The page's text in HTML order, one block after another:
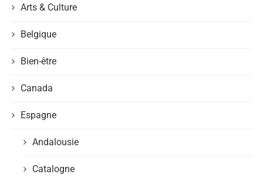
Arts & Culture
Belgique
Bien-être
Canada
Espagne
Andalousie
Catalogne